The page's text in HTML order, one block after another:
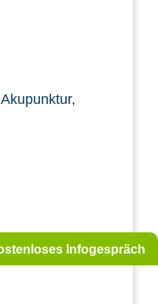
Infogespräch